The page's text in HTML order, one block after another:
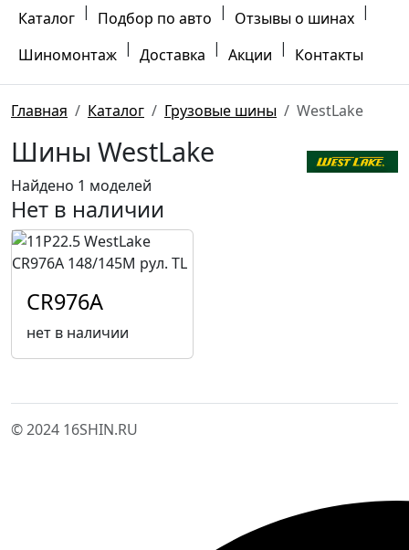
Каталог | Подбор по авто | Отзывы о шинах |
Шиномонтаж | Доставка | Акции | Контакты
Главная Каталог Грузовые шины WestLake
Шины WestLake
Найдено 1 моделей
Нет в наличии
CR976A
нет в наличии
© 2024 16SHIN.RU